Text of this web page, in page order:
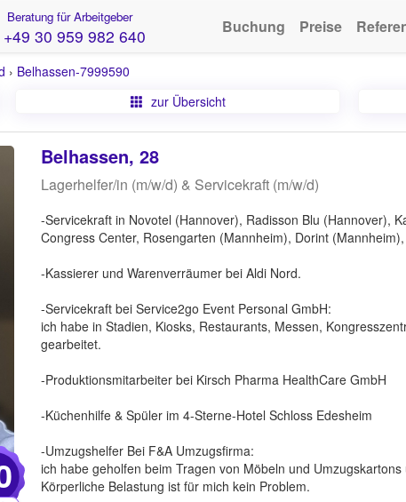
Beratung für Arbeitgeber
+49 30 959 982 640 Buchung Preise
› Belhassen-7999590
zur Übersicht
Belhassen, 28
Lagerhelfer/in (m/w/d) & Servicekraft (m/w/d)
-Servicekraft in Novotel (Hannover), Radisson Blu (Hannover),
Congress Center, Rosengarten (Mannheim), Dorint
-Kassierer und Warenverräumer bei Aldi Nord.
-Servicekraft bei Service2go Event Personal GmbH:
ich habe in Stadien, Kiosks, Restaurants, Messen,
gearbeitet.
-Produktionsmitarbeiter bei Kirsch Pharma HealthCare GmbH
-Küchenhilfe & Spüler im 4-Sterne-Hotel Schloss Edesheim
-Umzugshelfer Bei F&A Umzugsfirma:
ich habe geholfen beim Tragen von Möbeln und
Körperliche Belastung ist für mich kein Problem.